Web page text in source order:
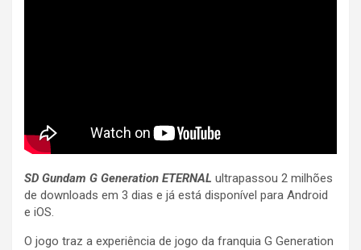
SD Gundam G Generation ETERNAL ultrapassou 2 milhões
de downloads em 3 dias e já está disponível para Android
e iOS.
O jogo traz a experiência de jogo da franquia G Generation